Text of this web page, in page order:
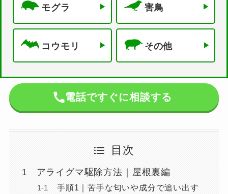
モグラ 害鳥
コウモリ その他
電話ですぐに相談する
目次
アライグマ駆除方法｜屋根裏編
手順1｜苦手な匂いや成分で追い出す